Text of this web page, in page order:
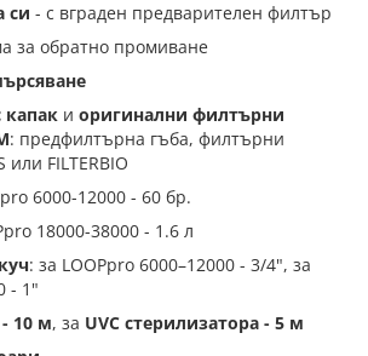
си - с вграден предварителен филтър
за обратно промиване
капак и оригинални филтърни
: предфилтърна гъба, филтърни
или FILTERBIO
6000-12000 - 60 бр.
18000-38000 - 1.6 л
: за LOOPpro 6000–12000 - 3/4", за
- 1"
10 м, за UVC стерилизатора - 5 м